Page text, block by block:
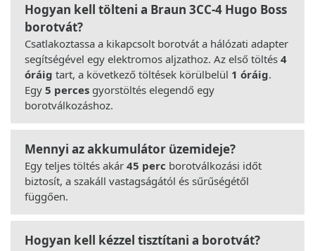
Hogyan kell tölteni a Braun 3CC-4 Hugo Boss
borotvát?
Csatlakoztassa a kikapcsolt borotvát a hálózati adapter
segítségével egy elektromos aljzathoz. Az első töltés 4
óráig tart, a következő töltések körülbelül 1 óráig.
Egy 5 perces gyorstöltés elegendő egy
borotválkozáshoz.
Mennyi az akkumulátor üzemideje?
Egy teljes töltés akár 45 perc borotválkozási időt
biztosít, a szakáll vastagságától és sűrűségétől
függően.
Hogyan kell kézzel tisztítani a borotvát?